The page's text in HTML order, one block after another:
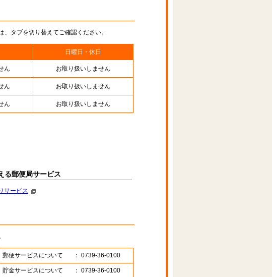
タブを切り替えてご確認ください。
日曜日・休日
ん お取り扱いしません
ん お取り扱いしません
ん お取り扱いしません
る郵便局サービス
サービス
郵便サービスについて ： 0739-36-0100
貯金サービスについて ： 0739-36-0100